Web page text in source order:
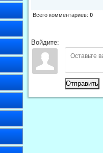
Всего комментариев: 0
Войдите:
Отправить